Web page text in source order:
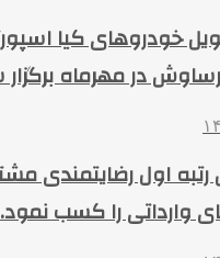
خودروهای کیا
در مهرماه
اول رضایتمندی
وارداتی را کسب نمود.